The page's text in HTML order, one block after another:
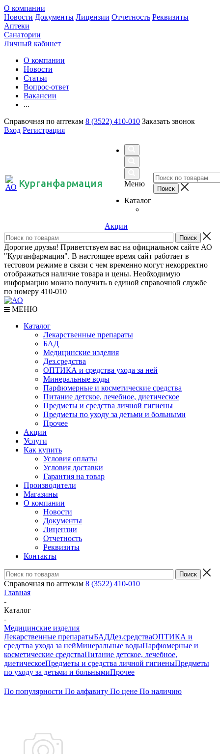
О компании
Новости Документы Лицензии Отчетность Реквизиты
Аптеки
Санатории
Личный кабинет
О компании
Новости
Статьи
Вопрос-ответ
Вакансии
...
Справочная по аптекам 8 (3522) 410-010 Заказать звонок
Вход Регистрация
Курганфармация
Меню
Каталог
Акции
Дорогие друзья! Приветствуем вас на официальном сайте АО
"Курганфармация". В настоящее время сайт работает в
тестовом режиме в связи с чем временно могут некорректно
отображаться наличие товара и цены. Необходимую
информацию можно получить в единой справочной службе
по номеру 410-010
МЕНЮ
Каталог
Лекарственные препараты
БАД
Медицинские изделия
Дез.средства
ОПТИКА и средства ухода за ней
Минеральные воды
Парфюмерные и косметические средства
Питание детское, лечебное, диетическое
Предметы и средства личной гигиены
Предметы по уходу за детьми и больными
Прочее
Акции
Услуги
Как купить
Условия оплаты
Условия доставки
Гарантия на товар
Производители
Магазины
О компании
Новости
Документы
Лицензии
Отчетность
Реквизиты
Контакты
Справочная по аптекам 8 (3522) 410-010
Главная
-
Каталог
-
Медицинские изделия
Лекарственные препаратыБАДДез.средстваОПТИКА и
средства ухода за нейМинеральные водыПарфюмерные и
косметические средстваПитание детское, лечебное,
диетическоеПредметы и средства личной гигиеныПредметы
по уходу за детьми и больнымиПрочее
По популярности По алфавиту По цене По наличию